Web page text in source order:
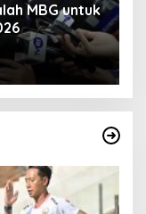
Panitia
Jam